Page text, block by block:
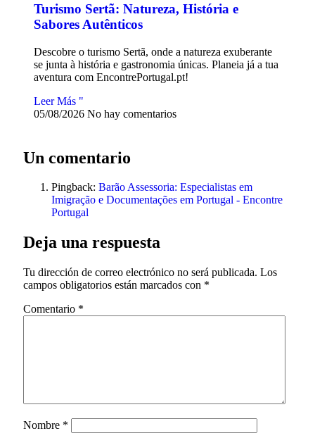
Turismo Sertã: Natureza, História e
Sabores Autênticos
Descobre o turismo Sertã, onde a natureza exuberante
se junta à história e gastronomia únicas. Planeia já a tua
aventura com EncontrePortugal.pt!
Leer Más "
05/08/2026 No hay comentarios
Un comentario
Pingback: Barão Assessoria: Especialistas em
Imigração e Documentações em Portugal - Encontre
Portugal
Deja una respuesta
Tu dirección de correo electrónico no será publicada. Los
campos obligatorios están marcados con *
Comentario *
Nombre *